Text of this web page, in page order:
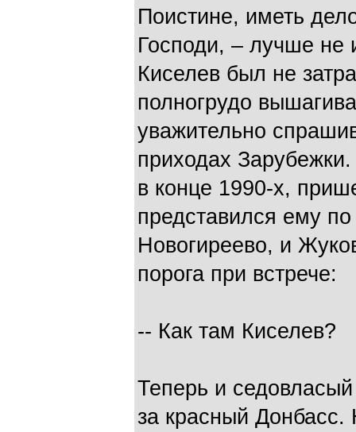
Поистине, иметь
Господи, – лучше не
Киселев был не
полногрудо
уважительно
приходах
в конце 1990-х,
представился ему
Новогиреево, и
порога при встрече:
-- Как там Киселев?
Теперь и
за красный